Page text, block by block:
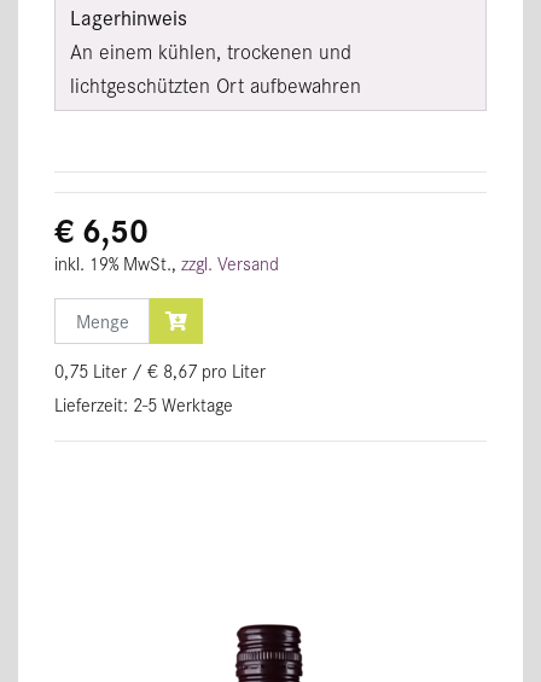
Lagerhinweis
An einem kühlen, trockenen und
lichtgeschützten Ort aufbewahren
€ 6,50
inkl. 19% MwSt., zzgl. Versand
Menge
0,75 Liter / € 8,67 pro Liter
Lieferzeit: 2-5 Werktage